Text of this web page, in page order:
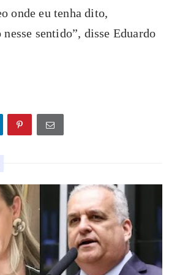
onde eu tenha dito,
sentido”, disse Eduardo